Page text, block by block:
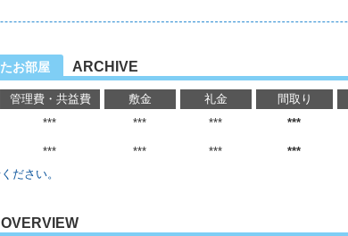
お部屋 ARCHIVE
管理費・共益費 敷金 礼金 間取り
*** *** *** ***
*** *** *** ***
ださい。
OVERVIEW